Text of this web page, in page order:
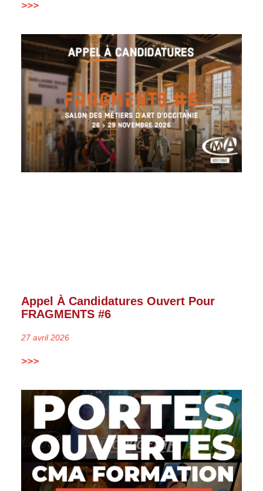
>>>
Appel À Candidatures Ouvert Pour
FRAGMENTS #6
27 avril 2026
>>>